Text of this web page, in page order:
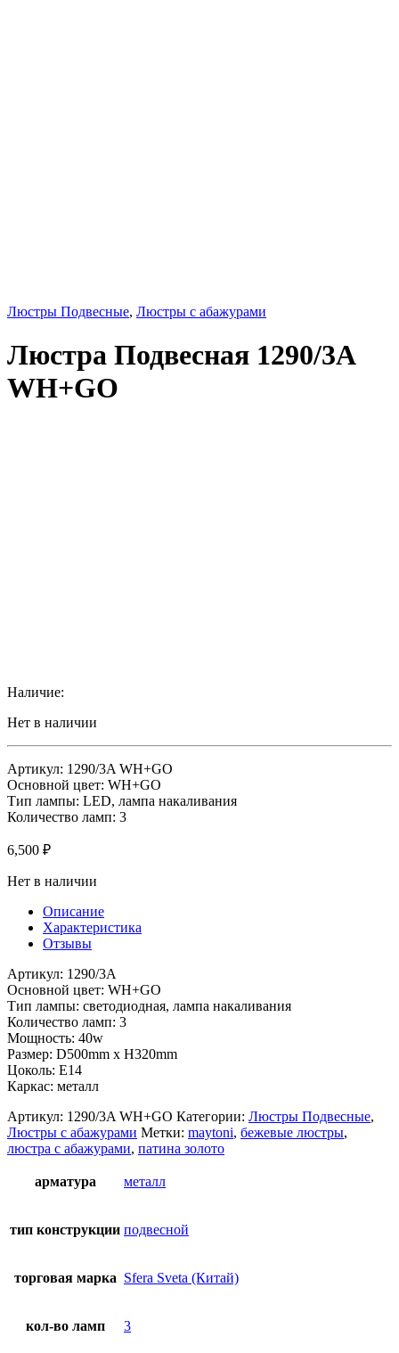
Люстры Подвесные, Люстры с абажурами
Люстра Подвесная 1290/3A
WH+GO
Наличие:
Нет в наличии
Артикул: 1290/3A WH+GO
Основной цвет: WH+GO
Тип лампы: LED, лампа накаливания
Количество ламп: 3
6,500 ₽
Нет в наличии
Описание
Характеристика
Отзывы
Артикул: 1290/3A
Основной цвет: WH+GO
Тип лампы: светодиодная, лампа накаливания
Количество ламп: 3
Мощность: 40w
Размер: D500mm x H320mm
Цоколь: Е14
Каркас: металл
Артикул: 1290/3A WH+GO Категории: Люстры Подвесные,
Люстры с абажурами Метки: maytoni, бежевые люстры,
люстра с абажурами, патина золото
арматура металл
тип конструкции подвесной
торговая марка Sfera Sveta (Китай)
кол-во ламп 3